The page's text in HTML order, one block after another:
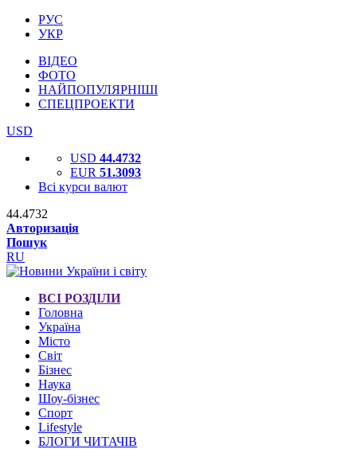
РУС
УКР
ВІДЕО
ФОТО
НАЙПОПУЛЯРНІШІ
СПЕЦПРОЕКТИ
USD
USD 44.4732
EUR 51.3093
Всі курси валют
44.4732
Авторизація
Пошук
RU
ВСІ РОЗДІЛИ
Головна
Україна
Місто
Світ
Бізнес
Наука
Шоу-бізнес
Спорт
Lifestyle
БЛОГИ ЧИТАЧІВ